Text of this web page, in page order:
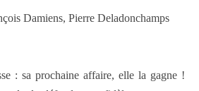
Damiens, Pierre Deladonchamps
: sa prochaine affaire, elle la gagne !